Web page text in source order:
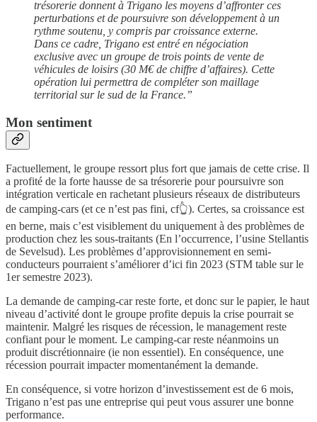
trésorerie donnent à Trigano les moyens d’affronter ces
perturbations et de poursuivre son développement à un
rythme soutenu, y compris par croissance externe.
Dans ce cadre, Trigano est entré en négociation
exclusive avec un groupe de trois points de vente de
véhicules de loisirs (30 M€ de chiffre d’affaires). Cette
opération lui permettra de compléter son maillage
territorial sur le sud de la France.”
Mon sentiment
Factuellement, le groupe ressort plus fort que jamais de cette crise. Il
a profité de la forte hausse de sa trésorerie pour poursuivre son
intégration verticale en rachetant plusieurs réseaux de distributeurs
de camping-cars (et ce n’est pas fini, cf👆). Certes, sa croissance est
en berne, mais c’est visiblement du uniquement à des problèmes de
production chez les sous-traitants (En l’occurrence, l’usine Stellantis
de Sevelsud). Les problèmes d’approvisionnement en semi-
conducteurs pourraient s’améliorer d’ici fin 2023 (STM table sur le
1er semestre 2023).
La demande de camping-car reste forte, et donc sur le papier, le haut
niveau d’activité dont le groupe profite depuis la crise pourrait se
maintenir. Malgré les risques de récession, le management reste
confiant pour le moment. Le camping-car reste néanmoins un
produit discrétionnaire (ie non essentiel). En conséquence, une
récession pourrait impacter momentanément la demande.
En conséquence, si votre horizon d’investissement est de 6 mois,
Trigano n’est pas une entreprise qui peut vous assurer une bonne
performance.